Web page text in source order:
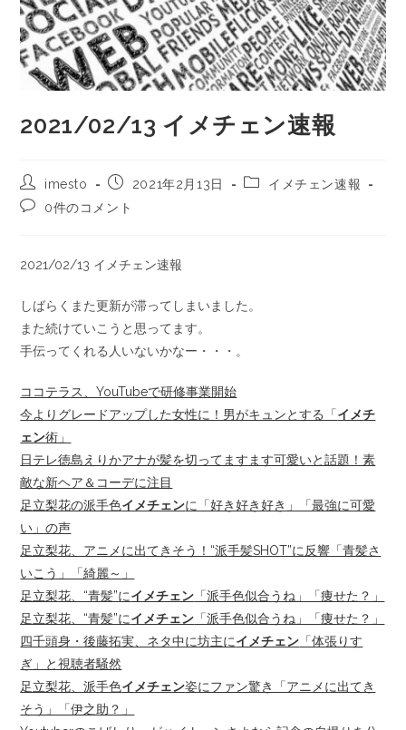
2021/02/13 イメチェン速報
imesto 2021年2月13日
イメチェン速報
0件のコメント
2021/02/13 イメチェン速報
しばらくまた更新が滞ってしまいました。
また続けていこうと思ってます。
手伝ってくれる人いないかなー・・・。
ココテラス、YouTubeで研修事業開始
今よりグレードアップした女性に！男がキュンとする「イメチ
ェン術」
日テレ徳島えりかアナが髪を切ってますます可愛いと話題！素
敵な新ヘア＆コーデに注目
足立梨花の派手色イメチェンに「好き好き好き」「最強に可愛
い」の声
足立梨花、アニメに出てきそう！“派手髪SHOT”に反響「青髪さ
いこう」「綺麗～」
足立梨花、“青髪”にイメチェン 「派手色似合うね」「痩せた？」
足立梨花、“青髪”にイメチェン 「派手色似合うね」「痩せた？」
四千頭身・後藤拓実、ネタ中に坊主にイメチェン 「体張りす
ぎ」と視聴者騒然
足立梨花、派手色イメチェン姿にファン驚き「アニメに出てき
そう」「伊之助？」